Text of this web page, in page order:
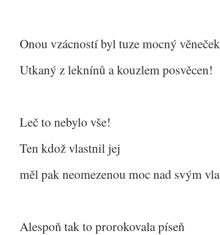
Onou vzácností byl tuze mocný
Utkaný z leknínů a kouzlem posvěcen!
Leč to nebylo vše!
Ten kdož vlastnil jej
měl pak neomezenou moc nad svým
Alespoň tak to prorokovala píseň